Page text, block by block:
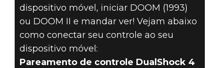
dispositivo móvel, iniciar DOOM (1993)
ou DOOM II e mandar ver! Vejam abaixo
como conectar seu controle ao seu
dispositivo móvel:
Pareamento de controle DualShock 4